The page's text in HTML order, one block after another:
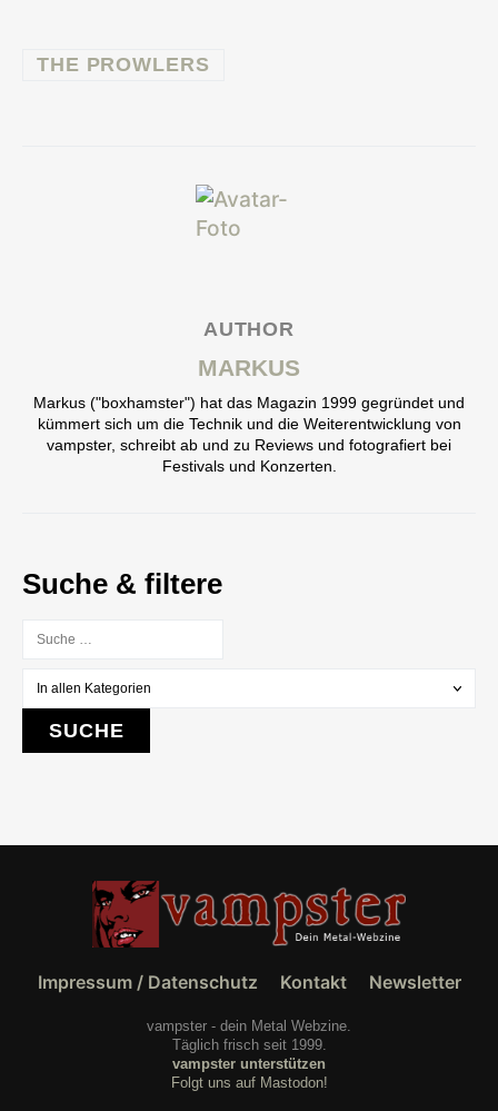
THE PROWLERS
AUTHOR
MARKUS
Markus ("boxhamster") hat das Magazin 1999 gegründet und
kümmert sich um die Technik und die Weiterentwicklung von
vampster, schreibt ab und zu Reviews und fotografiert bei
Festivals und Konzerten.
Suche & filtere
Impressum / Datenschutz Kontakt Newsletter
vampster - dein Metal Webzine.
Täglich frisch seit 1999.
vampster unterstützen
Folgt uns auf Mastodon!